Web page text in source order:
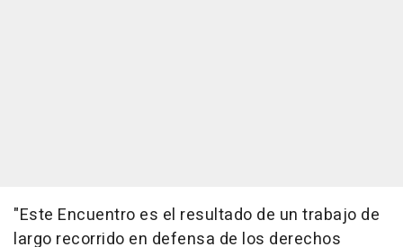
"Este Encuentro es el resultado de un trabajo de
largo recorrido en defensa de los derechos